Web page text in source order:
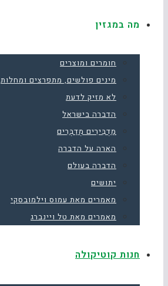
מה במגזין
חומרים ומוצרים
מינים פולשים, מתפרצים ומחלות
לא מזיק לדעת
הדברה בישראל
מַדְבִּירִים מְדַבְּרִים
הארה על הדברה
הדברה בעולם
יתושים
מאמרים מאת עמוס וילמובסקי
מאמרים מאת טל ויינברג
חנות קוטיקולה